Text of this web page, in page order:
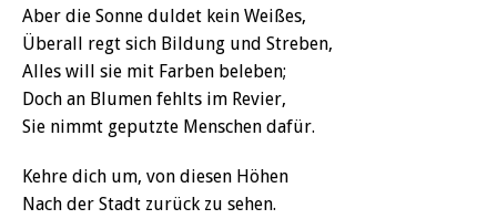
Aber die Sonne duldet kein Weißes,
Überall regt sich Bildung und Streben,
Alles will sie mit Farben beleben;
Doch an Blumen fehlts im Revier,
Sie nimmt geputzte Menschen dafür.
Kehre dich um, von diesen Höhen
Nach der Stadt zurück zu sehen.